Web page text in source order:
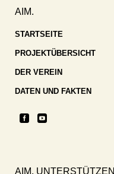
AIM.
STARTSEITE
PROJEKTÜBERSICHT
DER VEREIN
DATEN UND FAKTEN
AIM. UNTERSTÜTZEN